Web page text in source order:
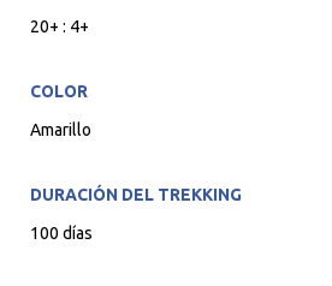
20+ : 4+
COLOR
Amarillo
DURACIÓN DEL TREKKING
100 días